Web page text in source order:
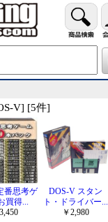
V] [5件]
番思考ゲ
買得...
DOS-V スタン
ト・ドライバー...
￥2,980